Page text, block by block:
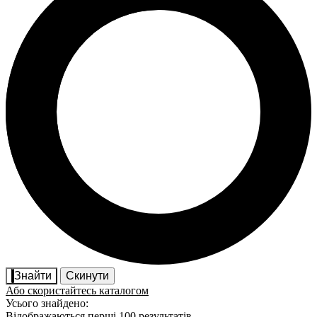
Знайти
Скинути
Або скористайтесь каталогом
Усього знайдено: